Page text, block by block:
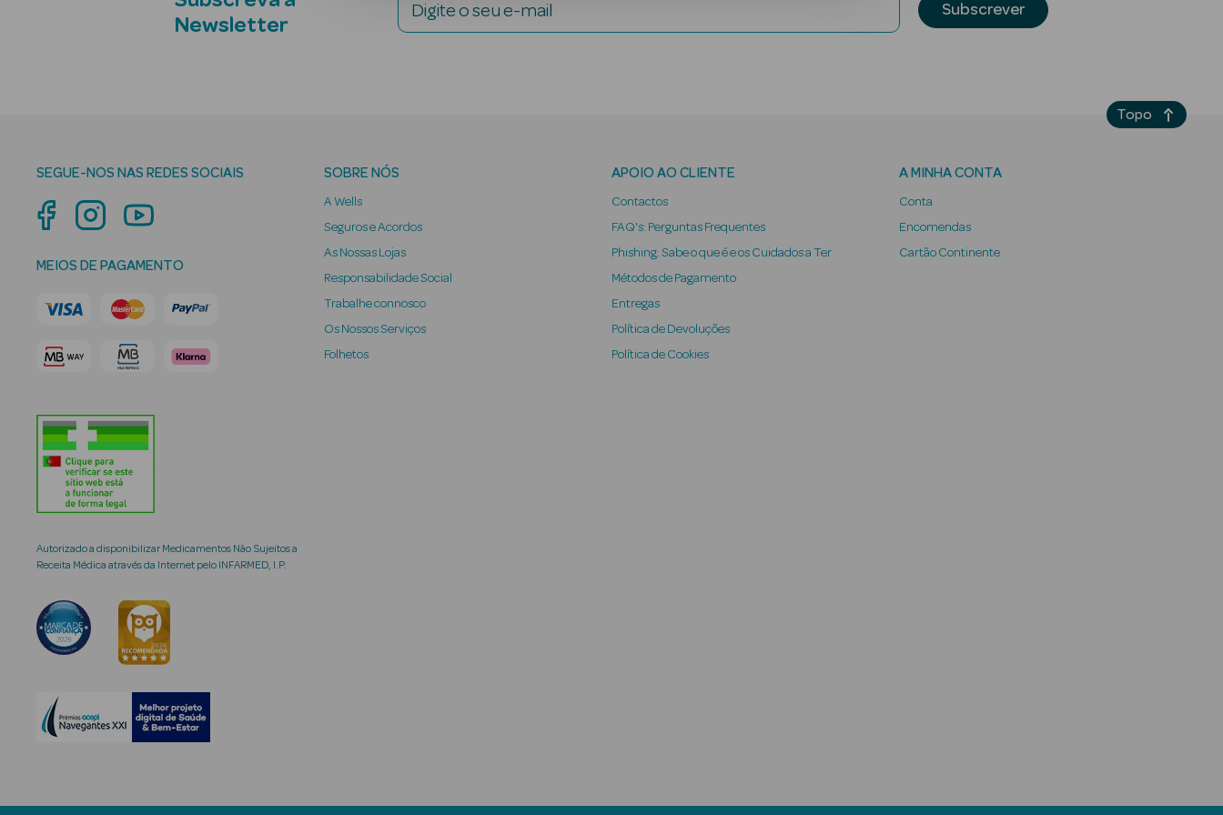
Newsletter
Digite o seu e-mail Subscrever
SEGUE-NOS NAS REDES SOCIAIS
MEIOS DE PAGAMENTO
Autorizado a disponibilizar Medicamentos Não Sujeitos a
Receita Médica através da Internet pelo INFARMED, I.P.
SOBRE NÓS
A Wells
Seguros e Acordos
As Nossas Lojas
Responsabilidade Social
Trabalhe connosco
Os Nossos Serviços
Folhetos
APOIO AO CLIENTE
Contactos
FAQ's: Perguntas Frequentes
Phishing: Sabe o que é e os Cuidados a Ter
Métodos de Pagamento
Entregas
Política de Devoluções
Política de Cookies
A MINHA CONTA
Conta
Encomendas
Cartão Continente
Topo